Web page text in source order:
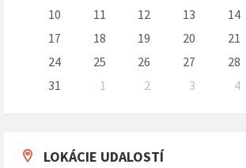
10
11 12 13 14
17
18 19 20 21
24
25 26 27 28
31
1 2 3 4
na
dni
LOKÁCIE UDALOSTÍ